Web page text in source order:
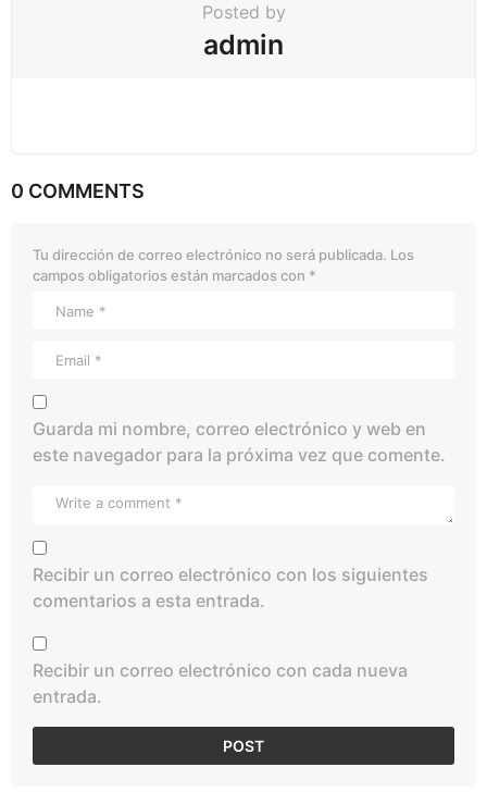
Posted by
admin
0 COMMENTS
Tu dirección de correo electrónico no será publicada. Los
campos obligatorios están marcados con *
Guarda mi nombre, correo electrónico y web en
este navegador para la próxima vez que comente.
Recibir un correo electrónico con los siguientes
comentarios a esta entrada.
Recibir un correo electrónico con cada nueva
entrada.